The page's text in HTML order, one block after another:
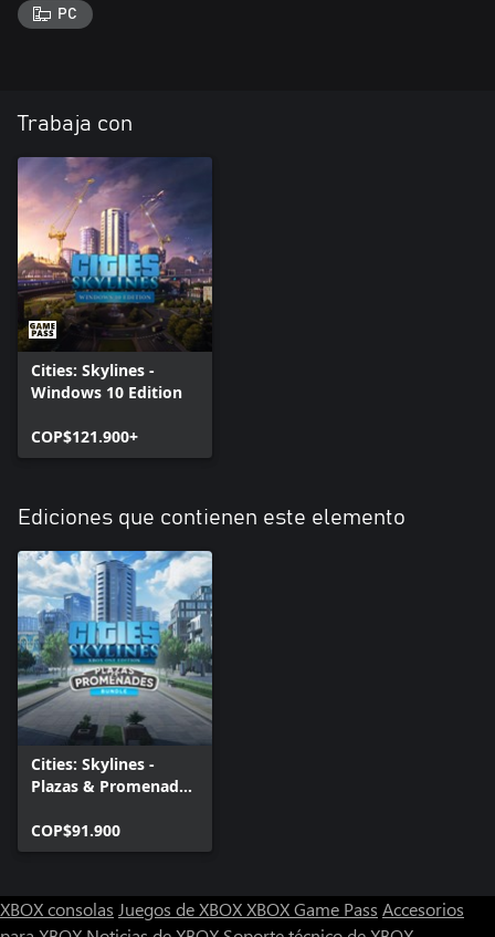
PC
Trabaja con
Cities: Skylines -
Windows 10 Edition
COP$121.900+
Ediciones que contienen este elemento
Cities: Skylines -
Plazas & Promenades
COP$91.900
XBOX consolas Juegos de XBOXXBOX Game Pass Accesorios